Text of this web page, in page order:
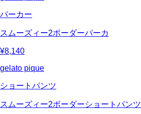
パーカー
スムーズィー2ボーダーパーカ
¥8,140
gelato pique
ショートパンツ
スムーズィー2ボーダーショートパンツ